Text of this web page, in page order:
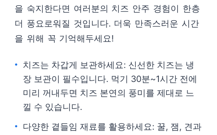
을 숙지한다면 여러분의 치즈 안주 경험이 한층
더 풍요로워질 것입니다. 더욱 만족스러운 시간
을 위해 꼭 기억해두세요!
치즈는 차갑게 보관하세요: 신선한 치즈는 냉
장 보관이 필수입니다. 먹기 30분~1시간 전에
미리 꺼내두면 치즈 본연의 풍미를 제대로 느
낄 수 있습니다.
다양한 곁들임 재료를 활용하세요: 꿀, 잼, 견과